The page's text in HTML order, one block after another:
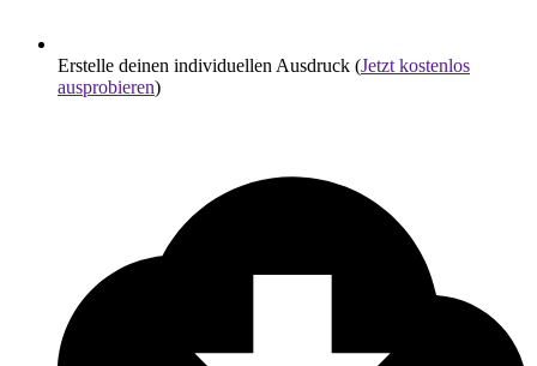
Erstelle deinen individuellen Ausdruck (Jetzt kostenlos
ausprobieren)